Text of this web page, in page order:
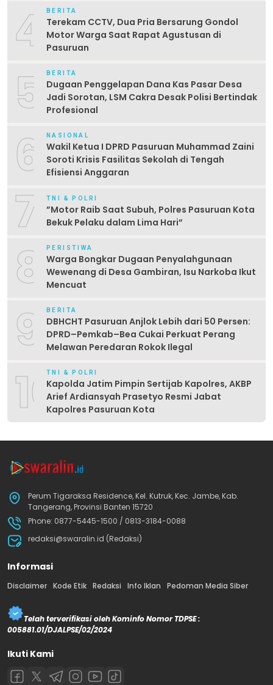
4 BERITA
Terekam CCTV, Dua Pria Bersarung Gondol
Motor Warga Saat Rapat Agustusan di
Pasuruan
5 BERITA
Dugaan Penggelapan Dana Kas Pasar Desa
Jadi Sorotan, LSM Cakra Desak Polisi Bertindak
Profesional
6 NASIONAL
Wakil Ketua I DPRD Pasuruan Muhammad Zaini
Soroti Krisis Fasilitas Sekolah di Tengah
Efisiensi Anggaran
7 TNI & POLRI
‎”Motor Raib Saat Subuh, Polres Pasuruan Kota
Bekuk Pelaku dalam Lima Hari” ‎
8 PERISTIWA
Warga Bongkar Dugaan Penyalahgunaan
Wewenang di Desa Gambiran, Isu Narkoba Ikut
Mencuat
9 BERITA
DBHCHT Pasuruan Anjlok Lebih dari 50 Persen:
DPRD–Pemkab–Bea Cukai Perkuat Perang
Melawan Peredaran Rokok Ilegal
10TNI & POLRI
Kapolda Jatim Pimpin Sertijab Kapolres, AKBP
Arief Ardiansyah Prasetyo Resmi Jabat
Kapolres Pasuruan Kota
Perum Tigaraksa Residence, Kel. Kutruk, Kec. Jambe, Kab.
Tangerang, Provinsi Banten 15720
Phone: 0877-5445-1500 / 0813-3184-0088
redaksi@swaralin.id (Redaksi)
Informasi
Disclaimer Kode Etik Redaksi Info Iklan Pedoman Media Siber
Telah terverifikasi oleh Kominfo Nomor TDPSE :
005881.01/DJALPSE/02/2024
Ikuti Kami